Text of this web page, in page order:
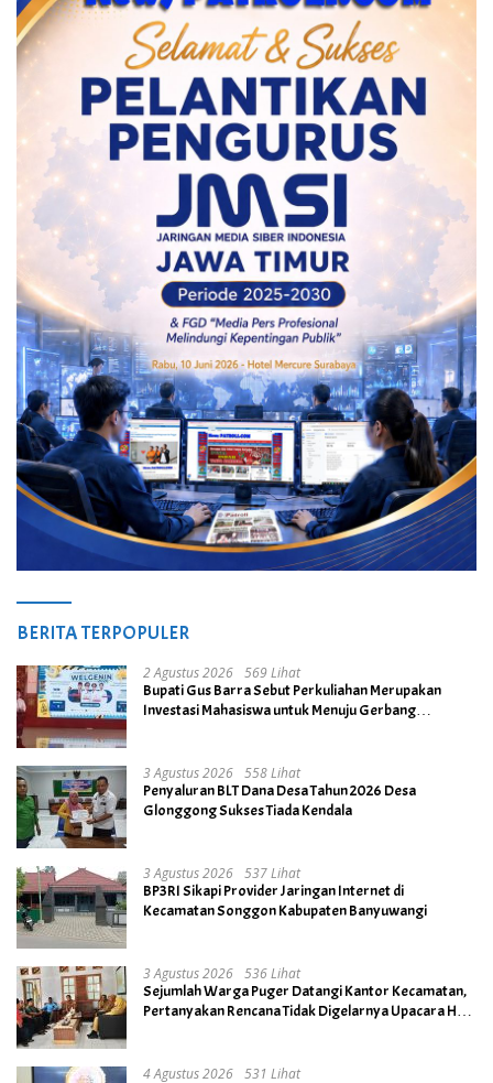
BERITA TERPOPULER
2 Agustus 2026 569 Lihat
Bupati Gus Barra Sebut Perkuliahan Merupakan
Investasi Mahasiswa untuk Menuju Gerbang
3 Agustus 2026 558 Lihat
Penyaluran BLT Dana Desa Tahun 2026 Desa
Glonggong Sukses Tiada Kendala
3 Agustus 2026 537 Lihat
BP3RI Sikapi Provider Jaringan Internet di
Kecamatan Songgon Kabupaten Banyuwangi
3 Agustus 2026 536 Lihat
Sejumlah Warga Puger Datangi Kantor Kecamatan,
Pertanyakan Rencana Tidak Digelarnya Upacara HUT
4 Agustus 2026 531 Lihat